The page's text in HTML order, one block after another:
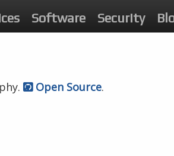
Software Security
Open Source.